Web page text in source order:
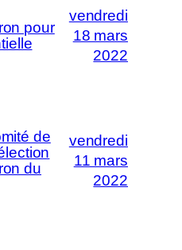
pour
vendredi
18 mars
2022
de
du
vendredi
11 mars
2022